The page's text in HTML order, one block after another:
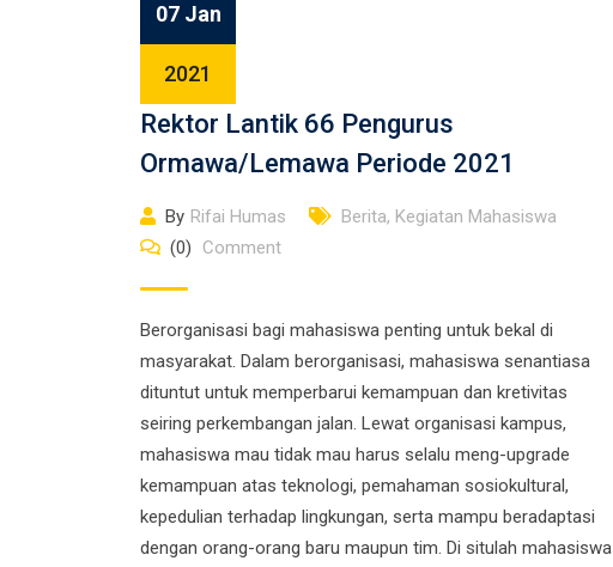
07 Jan
2021
Rektor Lantik 66 Pengurus
Ormawa/Lemawa Periode 2021
By Rifai Humas Berita, Kegiatan Mahasiswa
(0)
Comment
Berorganisasi bagi mahasiswa penting untuk bekal di
masyarakat. Dalam berorganisasi, mahasiswa senantiasa
dituntut untuk memperbarui kemampuan dan kretivitas
seiring perkembangan jalan. Lewat organisasi kampus,
mahasiswa mau tidak mau harus selalu meng-upgrade
kemampuan atas teknologi, pemahaman sosiokultural,
kepedulian terhadap lingkungan, serta mampu beradaptasi
dengan orang-orang baru maupun tim. Di situlah mahasiswa